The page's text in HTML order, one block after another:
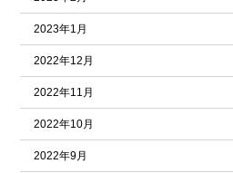
2023年1月
2022年12月
2022年11月
2022年10月
2022年9月